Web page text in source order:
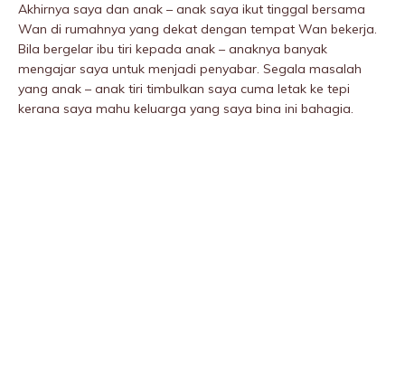
Akhirnya saya dan anak – anak saya ikut tinggal bersama
Wan di rumahnya yang dekat dengan tempat Wan bekerja.
Bila bergelar ibu tiri kepada anak – anaknya banyak
mengajar saya untuk menjadi penyabar. Segala masalah
yang anak – anak tiri timbulkan saya cuma letak ke tepi
kerana saya mahu keluarga yang saya bina ini bahagia.